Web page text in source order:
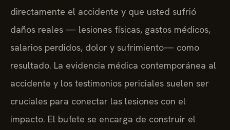
directamente el accidente y que usted sufrió
daños reales — lesiones físicas, gastos médicos,
salarios perdidos, dolor y sufrimiento— como
resultado. La evidencia médica contemporánea al
accidente y los testimonios periciales suelen ser
cruciales para conectar las lesiones con el
impacto. El bufete se encarga de construir el